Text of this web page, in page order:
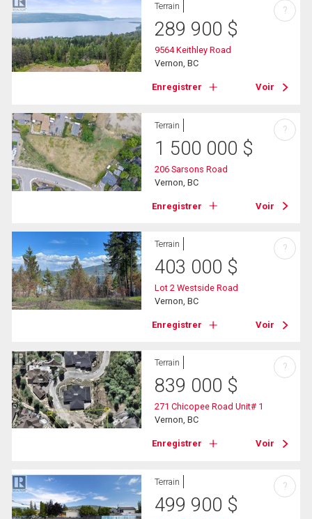
Terrain
289 900 $
9564 Keithley Road
Vernon, BC
Enregistrer Voir
?
Terrain
1 500 000 $
206 Sarsons Road
Vernon, BC
Enregistrer Voir
?
Terrain
403 000 $
Lot 2 Westside Road
Vernon, BC
Enregistrer Voir
?
Terrain
839 000 $
271 Chicopee Road Unit# 1
Vernon, BC
Enregistrer Voir
?
Terrain
499 900 $
?